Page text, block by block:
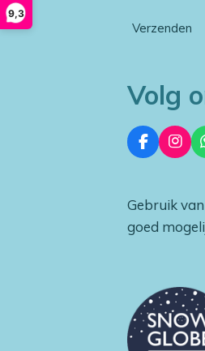
9,3
Verzenden
Volg
F
a
b
o
I
n
a
r
Gebruik
goed